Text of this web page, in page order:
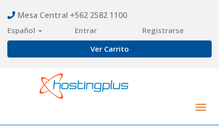
Mesa Central +562 2582 1100
Español Entrar
Registrarse
Ver Carrito